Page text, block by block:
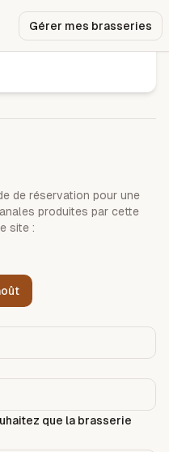
Gérer mes brasseries
cascades
de réservation pour une
produites par cette
site :
que la brasserie